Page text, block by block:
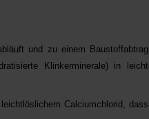
und zu einem Baustoffabtrag
Klinkerminerale) in leicht
Calciumchlorid, dass